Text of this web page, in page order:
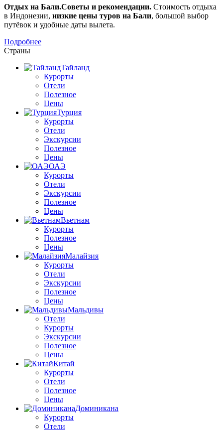
Отдых на Бали.Советы и рекомендации. Стоимость отдыха
в Индонезии, низкие цены туров на Бали, большой выбор
путёвок и удобные даты вылета.
Подробнее
Страны
Тайланд
Курорты
Отели
Полезное
Цены
Турция
Курорты
Отели
Экскурсии
Полезное
Цены
ОАЭ
Курорты
Отели
Экскурсии
Полезное
Цены
Вьетнам
Курорты
Полезное
Цены
Малайзия
Курорты
Отели
Экскурсии
Полезное
Цены
Мальдивы
Отели
Курорты
Экскурсии
Полезное
Цены
Китай
Курорты
Отели
Полезное
Цены
Доминикана
Курорты
Отели